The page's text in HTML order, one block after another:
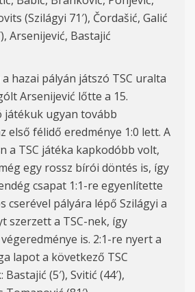
(Szilágyi 71′), Čordašić, Galić
Arsenijević, Bastajić
hazai pályán játszó TSC uralta
Arsenijević lőtte a 15.
játékuk ugyan tovább
első félidő eredménye 1:0 lett. A
a TSC játéka kapkodóbb volt,
egy rossz bírói döntés is, így
csapat 1:1-re egyenlítette
cserével pályára lépő Szilágyi a
szerzett a TSC-nek, így
is. 2:1-re nyert a
lapot a következő TSC
(5′), Svitić (44′),